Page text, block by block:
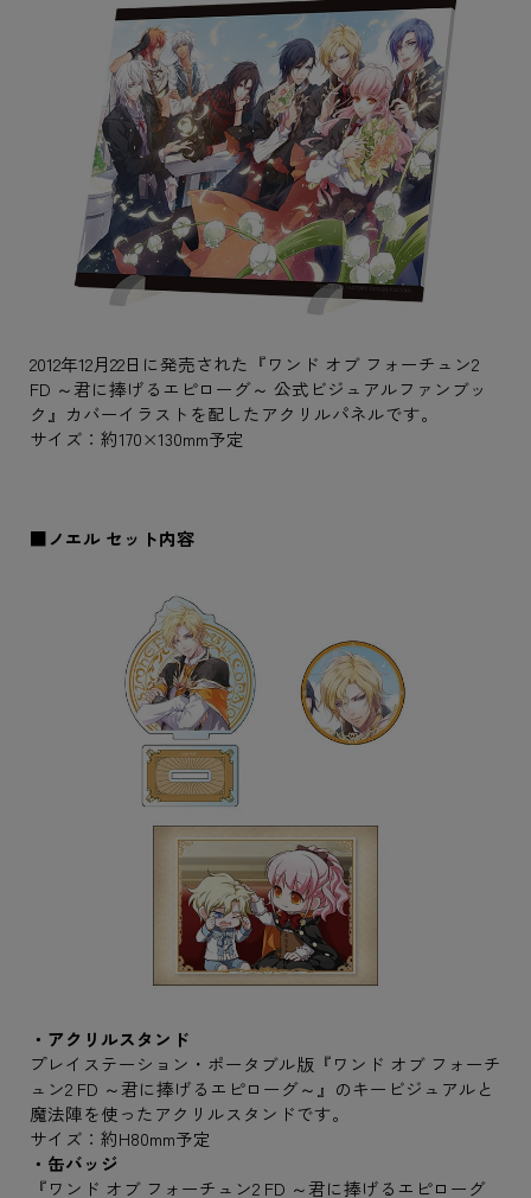
2012年12月22日に発売された『ワンド オブ フォーチュン2
FD ～君に捧げるエピローグ～ 公式ビジュアルファンブッ
ク』カバーイラストを配したアクリルパネルです。
サイズ：約170×130mm予定
■ノエル セット内容
・アクリルスタンド
プレイステーション・ポータブル版『ワンド オブ フォーチ
ュン2 FD ～君に捧げるエピローグ～』のキービジュアルと
魔法陣を使ったアクリルスタンドです。
サイズ：約H80mm予定
・缶バッジ
『ワンド オブ フォーチュン2 FD ～君に捧げるエピローグ